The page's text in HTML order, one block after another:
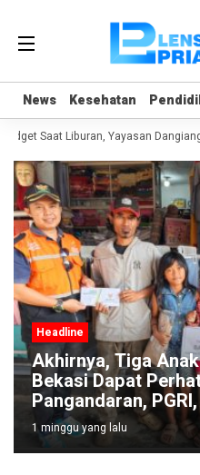
News Kesehatan
News Kesehatan
Saat Liburan, Yayasan
Headline
Akhirnya, Tiga
Bekasi Dapat
Pangandaran,
1 minggu yang lalu